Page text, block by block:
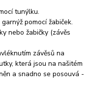
tunýlku.
pomocí žabiček.
nebo žabičky (závěs
závěsů na
která jsou na našitém
a snadno se posouvá -